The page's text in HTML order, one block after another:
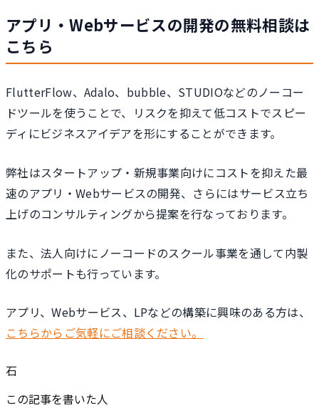
アプリ・Webサービスの開発の無料相談は
こちら
FlutterFlow、Adalo、bubble、STUDIOなどのノーコー
ドツールを使うことで、リスクを抑えて低コストでスピー
ディにビジネスアイデアを形にすることができます。
弊社はスタートアップ・新規事業向けにコストを抑えた最
速のアプリ・Webサービスの開発、さらにはサービス立ち
上げのコンサルティングから提案を行なっております。
また、法人向けにノーコードのスクール事業を通して内製
化のサポートも行っています。
アプリ、Webサービス、LPなどの構築に興味のある方は、
こちらからご気軽にご相談ください。
石
この記事を書いた人